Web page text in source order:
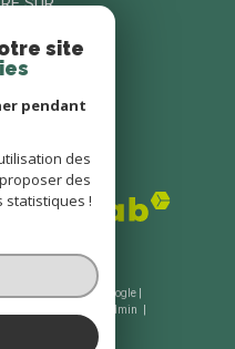
powered by Google |
Admin
site
pendant
des
des
statistiques !